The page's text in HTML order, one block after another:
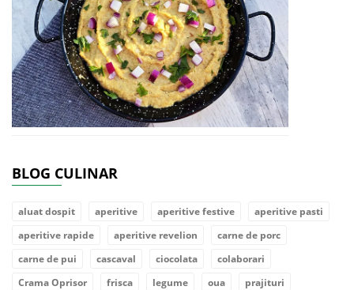
BLOG CULINAR
aluat dospit aperitive aperitive festive
aperitive pasti
aperitive rapide
aperitive revelion
carne de porc
carne de pui
cascaval ciocolata
colaborari
Crama Oprisor
frisca legume oua
prajituri